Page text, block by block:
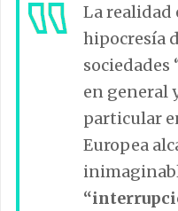
La realidad
hipocresía
sociedades
en general
particular
Europea